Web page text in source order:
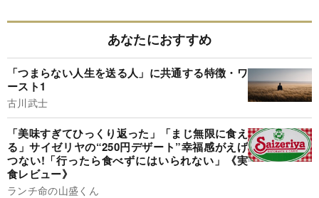
あなたにおすすめ
「つまらない人生を送る人」に共通する特徴・ワ
ースト1
古川武士
「美味すぎてひっくり返った」「まじ無限に食え
る」サイゼリヤの“250円デザート”幸福感がえげ
つない!「行ったら食べずにはいられない」《実
食レビュー》
ランチ命の山盛くん